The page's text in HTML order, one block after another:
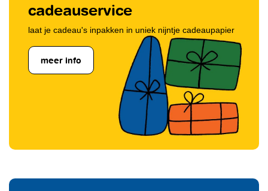
cadeauservice
laat je cadeau's inpakken in uniek nijntje cadeaupapier
meer info